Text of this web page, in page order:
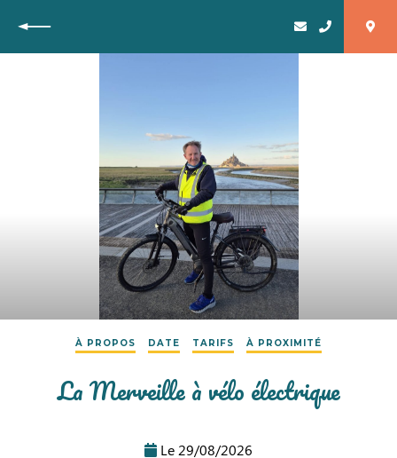
Retour
À PROPOS DATE TARIFS À PROXIMITÉ
La Merveille à vélo électrique
Le 29/08/2026